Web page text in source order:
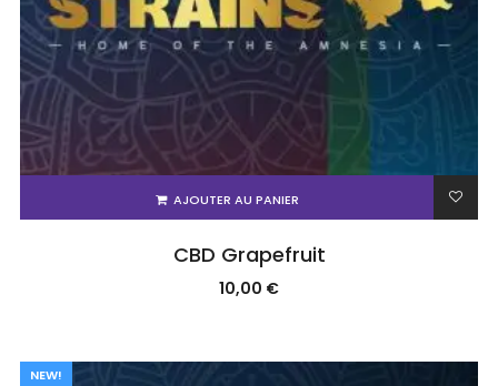
AJOUTER AU PANIER
CBD Grapefruit
10,00 €
NEW!